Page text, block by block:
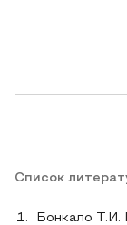
Список
Бонкало Т.И.